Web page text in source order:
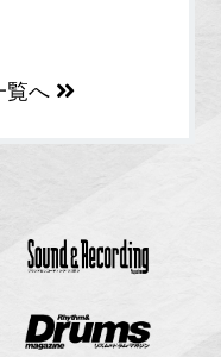
覧へ